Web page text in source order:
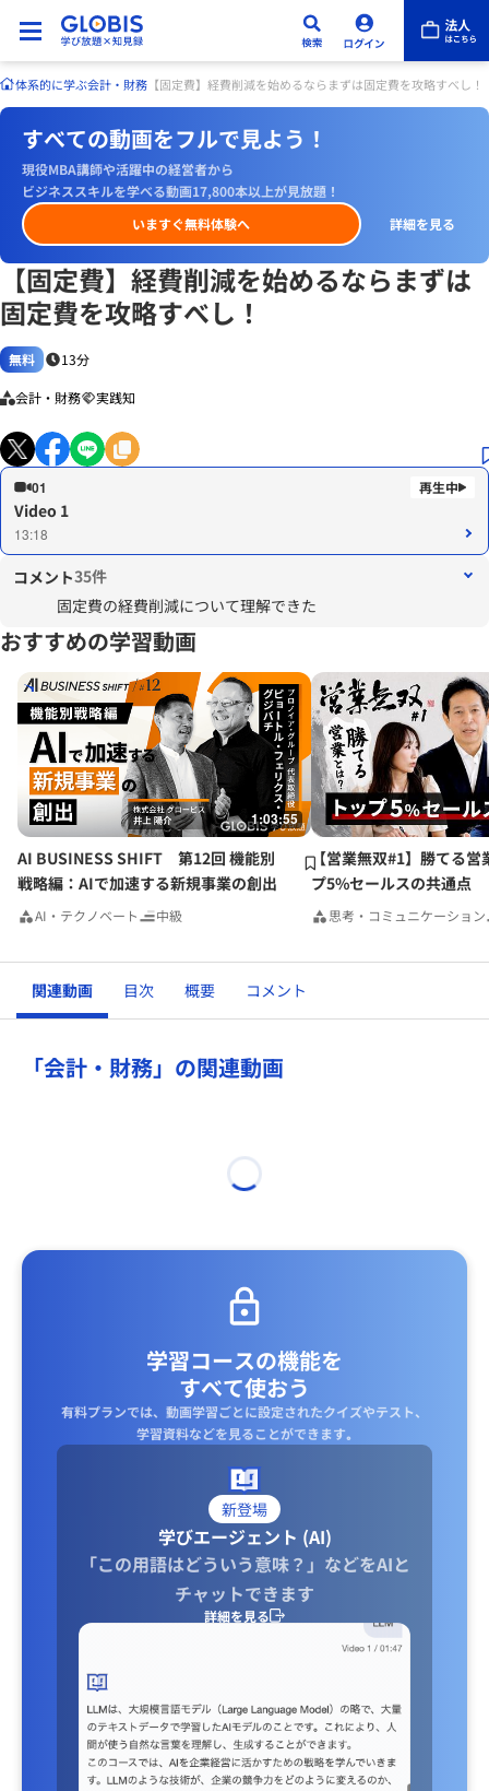
体系的に学ぶ会計・財務 【固定費】経費削減を始めるならまずは固定費を攻略すべし！
すべての動画をフルで見よう！
現役MBA講師や活躍中の経営者から
ビジネススキルを学べる動画17,800本以上が見放題！
いますぐ無料体験へ
詳細を見る
【固定費】経費削減を始めるならまずは
固定費を攻略すべし！
無料 13分
会計・財務 実践知
01
Video 1
13:18
コメント35件
固定費の経費削減について理解できた
おすすめの学習動画
1:03:55
AI BUSINESS SHIFT 第12回 機能別
戦略編：AIで加速する新規事業の創出
AI・テクノベート 中級
【営業無双#1】勝てる営
プ5%セールスの共通点
思考・コミュニケーション
関連動画 目次 概要 コメント
「会計・財務」の関連動画
学習コースの機能を
すべて使おう
有料プランでは、動画学習ごとに設定されたクイズやテスト、
学習資料などを見ることができます｡
新登場
学びエージェント (AI)
「この用語はどういう意味？」などをAIと
チャットできます
詳細を見る